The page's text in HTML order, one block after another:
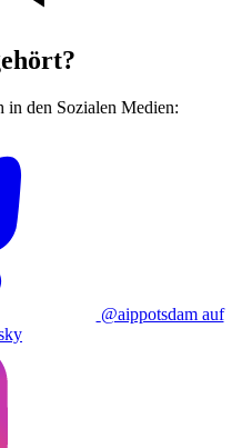
in den Sozialen Medien:
@aippotsdam auf